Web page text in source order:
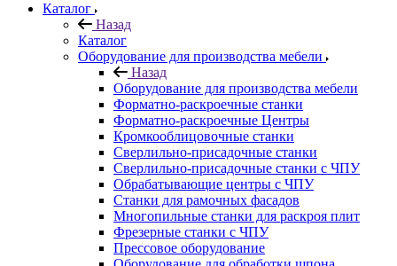
Каталог
Назад
Каталог
Оборудование для производства мебели
Назад
Оборудование для производства мебели
Форматно-раскроечные станки
Форматно-раскроечные Центры
Кромкооблицовочные станки
Сверлильно-присадочные станки
Сверлильно-присадочные станки с ЧПУ
Обрабатывающие центры с ЧПУ
Станки для рамочных фасадов
Многопильные станки для раскроя плит
Фрезерные станки с ЧПУ
Прессовое оборудование